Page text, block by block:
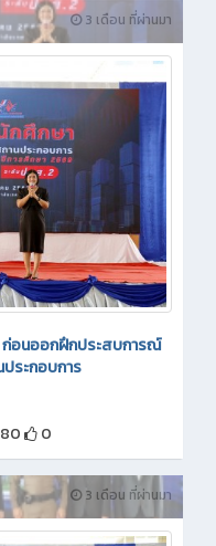
3 เดือน ที่ผ่านมา
ก่อนออกฝึกประสบการณ์
ระกอบการ
0
3 เดือน ที่ผ่านมา